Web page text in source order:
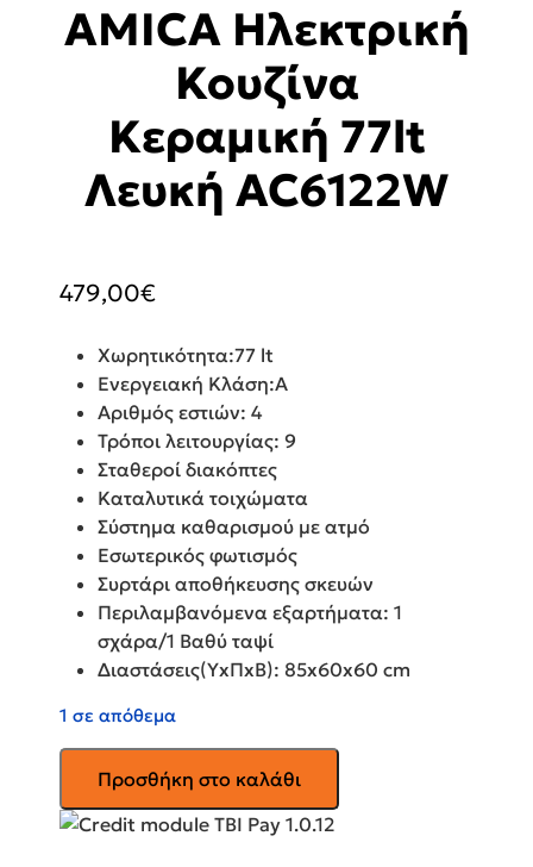
AMICA Ηλεκτρική
Κουζίνα
Κεραμική 77lt
Λευκή AC6122W
479,00€
Χωρητικότητα:77 lt
Ενεργειακή Κλάση:Α
Αριθμός εστιών: 4
Τρόποι λειτουργίας: 9
Σταθεροί διακόπτες
Καταλυτικά τοιχώματα
Σύστημα καθαρισμού με ατμό
Εσωτερικός φωτισμός
Συρτάρι αποθήκευσης σκευών
Περιλαμβανόμενα εξαρτήματα: 1
σχάρα/1 Βαθύ ταψί
Διαστάσεις(ΥxΠxB): 85x60x60 cm
1 σε απόθεμα
Ηλεκτρική
Κουζίνα
Προσθήκη στο καλάθι